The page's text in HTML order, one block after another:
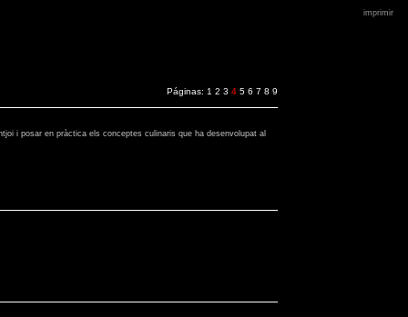
imprimir
Páginas: 1 2 3 4 5 6 7 8 9
i posar en pràctica els conceptes culinaris que ha desenvolupat al